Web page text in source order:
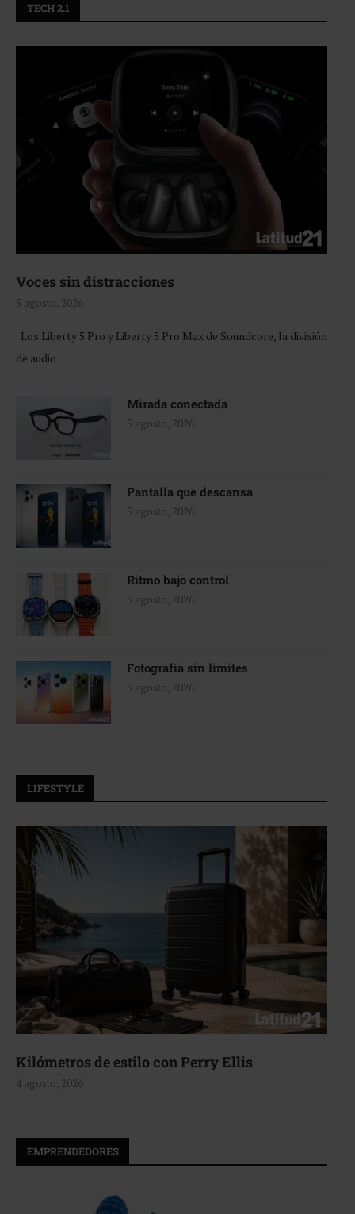
TECH 2.1
Voces sin distracciones
5 agosto, 2026
Los Liberty 5 Pro y Liberty 5 Pro Max de Soundcore, la división
de audio …
Mirada conectada
5 agosto, 2026
Pantalla que descansa
5 agosto, 2026
Ritmo bajo control
5 agosto, 2026
Fotografía sin límites
5 agosto, 2026
LIFESTYLE
Aerie, texturas que fluyen
4 agosto, 2026
EMPRENDEDORES